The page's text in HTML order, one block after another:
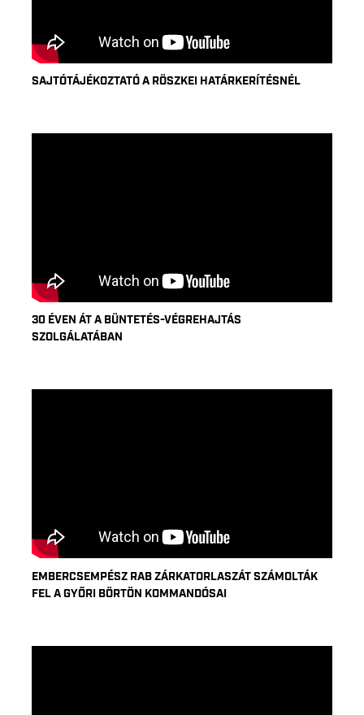
SAJTÓTÁJÉKOZTATÓ A RÖSZKEI HATÁRKERÍTÉSNÉL
30 ÉVEN ÁT A BÜNTETÉS-VÉGREHAJTÁS
SZOLGÁLATÁBAN
EMBERCSEMPÉSZ RAB ZÁRKATORLASZÁT SZÁMOLTÁK
FEL A GYŐRI BÖRTÖN KOMMANDÓSAI